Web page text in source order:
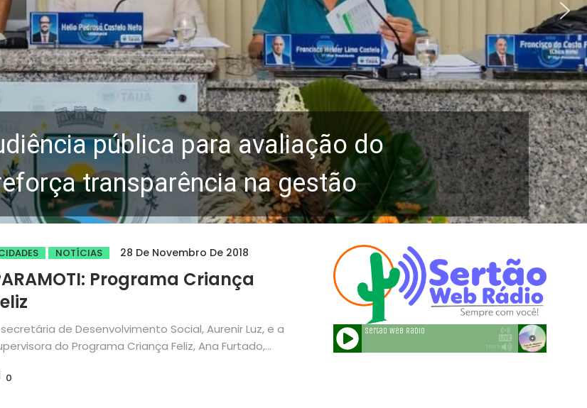
pública para avaliação do
transparência na gestão
NOTÍCIAS 28 De Novembro De 2018
Programa Criança
de Desenvolvimento Social, Aurenir Luz, e a
do Programa Criança Feliz, Ana Furtado,
0